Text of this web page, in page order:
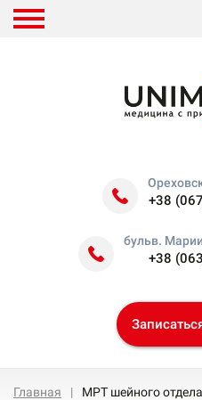
+38
бульв.
+38
Главная МРТ шейного